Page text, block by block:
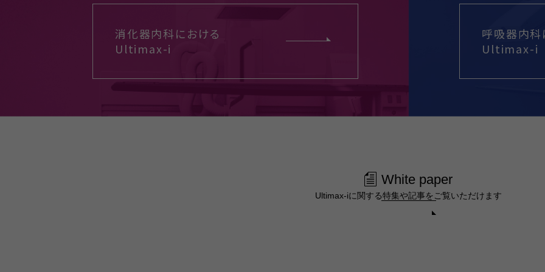
消化器内科における
Ultimax-i
呼吸器内科
Ultimax-i
White paper
Ultimax-iに関する特集や記事を ご覧いただけます